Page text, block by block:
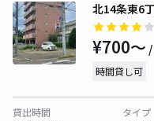
北14条東6
¥700〜 /
時間貸し可
貸出時間
タイプ